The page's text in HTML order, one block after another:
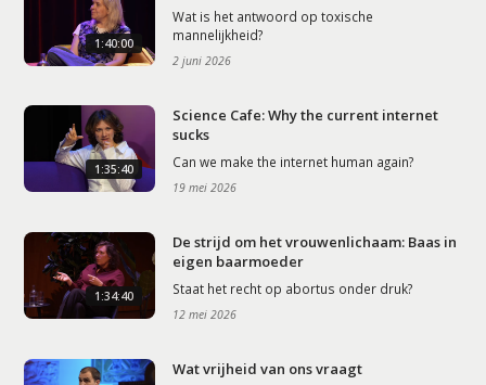
1:40:00
Wat is het antwoord op toxische
mannelijkheid?
2 juni 2026
1:35:40
Science Cafe: Why the current internet
sucks
Can we make the internet human again?
19 mei 2026
1:34:40
De strijd om het vrouwenlichaam: Baas in
eigen baarmoeder
Staat het recht op abortus onder druk?
12 mei 2026
Wat vrijheid van ons vraagt